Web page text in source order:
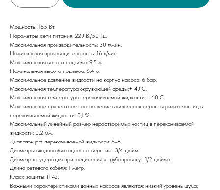
Мощность: 165 Вт.
Параметры сети питания: 220 В./50 Гц.
Максимальная производительность: 30 л/мин.
Номинальная производительность: 16 л/мин.
Максимальная высота подъема: 9,5 м.
Номинальная высота подъема: 6,4 м.
Максимальное давление жидкости на корпус насоса: 6 бар.
Максимальная температура окружающей среды:+ 40 С.
Максимальная температура перекачиваемой жидкости: +60 С.
Максимальное процентное соотношение взвешенных нерастворимых частиц в
перекачиваемой жидкости: 0,1 %.
Максимальный линейный размер нерастворимых частиц в перекачиваемой
жидкости: 0,2 мм.
Диапазон рН перекачиваемой жидкости: 6-8.
Диаметры входного/выходного отверстий : 3/4 дюйм.
Диаметр штуцера для присоединения к трубопроводу : 1/2 дюйма.
Длина сетевого кабеля: 1 метр.
Класс защиты: IP42.
Важными характеристиками данных насосов являются: низкий уровень шума;